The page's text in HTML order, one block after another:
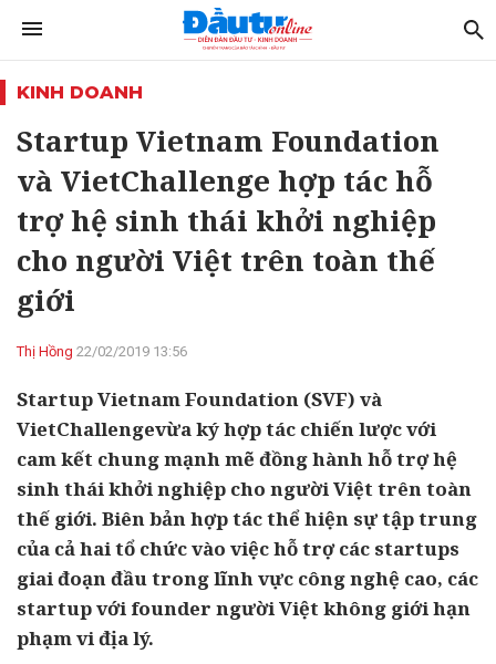
KINH DOANH
Startup Vietnam Foundation
và VietChallenge hợp tác hỗ
trợ hệ sinh thái khởi nghiệp
cho người Việt trên toàn thế
giới
Thị Hồng 22/02/2019 13:56
Startup Vietnam Foundation (SVF) và
VietChallengevừa ký hợp tác chiến lược với
cam kết chung mạnh mẽ đồng hành hỗ trợ hệ
sinh thái khởi nghiệp cho người Việt trên toàn
thế giới. Biên bản hợp tác thể hiện sự tập trung
của cả hai tổ chức vào việc hỗ trợ các startups
giai đoạn đầu trong lĩnh vực công nghệ cao, các
startup với founder người Việt không giới hạn
phạm vi địa lý.